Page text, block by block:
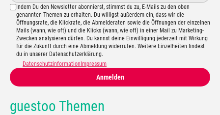
Indem Du den Newsletter abonnierst, stimmst du zu, E-Mails zu den oben
genannten Themen zu erhalten. Du willigst außerdem ein, dass wir die
Öffnungsrate, die Klickrate, die Abmelderaten sowie die Öffnungen der einzelnen
Mails (wann, wie oft) und die Klicks (wann, wie oft) in einer Mail zu Marketing-
Zwecken analysieren dürfen. Du kannst deine Einwilligung jederzeit mit Wirkung
für die Zukunft durch eine Abmeldung widerrufen. Weitere Einzelheiten findest
du in unserer Datenschutzerklärung.
Datenschutzinformation Impressum
Anmelden
guestoo Themen